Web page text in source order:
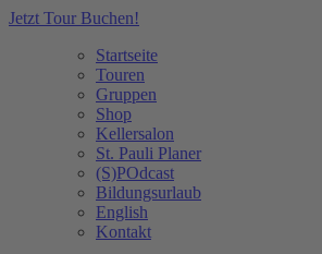
Jetzt Tour Buchen!
Startseite
Touren
Gruppen
Shop
Kellersalon
St. Pauli Planer
(S)POdcast
Bildungsurlaub
English
Kontakt